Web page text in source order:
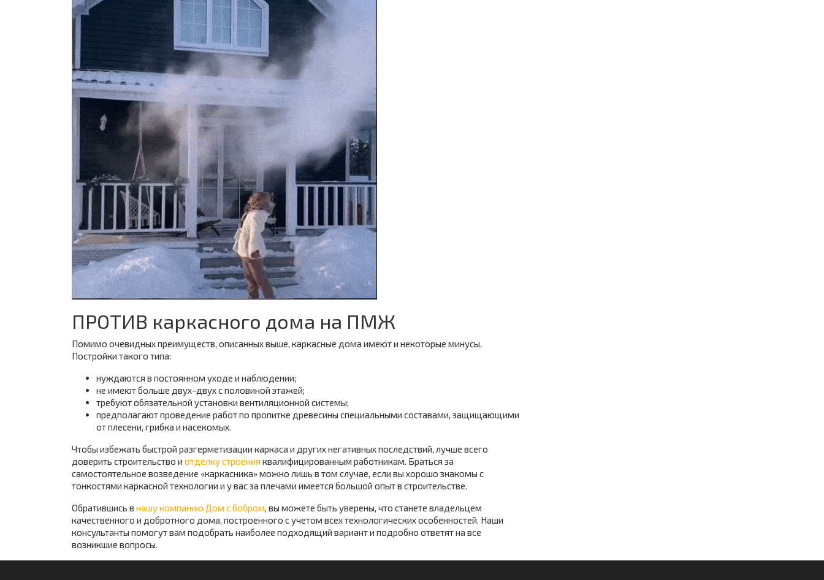
ПРОТИВ каркасного дома на ПМЖ
Помимо очевидных преимуществ, описанных выше, каркасные дома имеют и некоторые минусы.
Постройки такого типа:
нуждаются в постоянном уходе и наблюдении;
не имеют больше двух-двух с половиной этажей;
требуют обязательной установки вентиляционной системы;
предполагают проведение работ по пропитке древесины специальными составами, защищающими
от плесени, грибка и насекомых.
Чтобы избежать быстрой разгерметизации каркаса и других негативных последствий, лучше всего
доверить строительство и отделку строения квалифицированным работникам. Браться за
самостоятельное возведение «каркасника» можно лишь в том случае, если вы хорошо знакомы с
тонкостями каркасной технологии и у вас за плечами имеется большой опыт в строительстве.
Обратившись в нашу компанию Дом с бобром, вы можете быть уверены, что станете владельцем
качественного и добротного дома, построенного с учетом всех технологических особенностей. Наши
консультанты помогут вам подобрать наиболее подходящий вариант и подробно ответят на все
возникшие вопросы.